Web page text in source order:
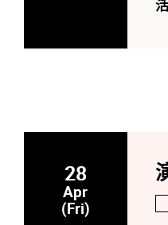
28
Apr
(Fri)